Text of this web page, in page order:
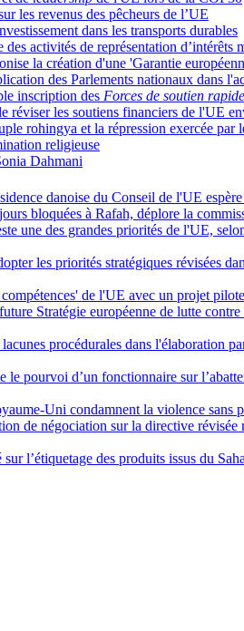
les revenus des pêcheurs de l’UE
dans les transports durables
activités de représentation d’intérêts
la création d'une 'Garantie
des Parlements nationaux dans
inscription des Forces de soutien rapide
réviser les soutiens financiers de l'UE
rohingya et la répression exercée par
religieuse
Dahmani
danoise du Conseil de l'UE
bloquées à Rafah, déplore la
une des grandes priorités de l'UE,
les priorités stratégiques révisées
de l'UE avec un projet
Stratégie européenne de lutte contre
procédurales dans l'élaboration
le pourvoi d’un fonctionnaire sur
Uni condamnent la violence sans
de négociation sur la directive révisée
l’étiquetage des produits issus du